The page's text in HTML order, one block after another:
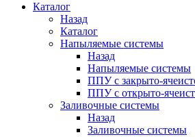
Каталог
Назад
Каталог
Напыляемые системы
Назад
Напыляемые системы
ППУ с закрыто-
ППУ с открыто-
Заливочные системы
Назад
Заливочные системы